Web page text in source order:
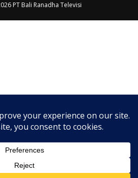
PT Bali Ranadha Televisi